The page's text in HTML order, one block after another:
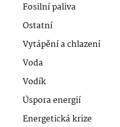
Fosilní paliva
Ostatní
Vytápění a chlazení
Voda
Vodík
Úspora energií
Energetická krize